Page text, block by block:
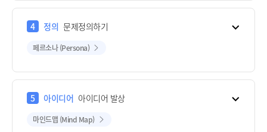
4 정의 문제정의하기
페르소나 (Persona)
5 아이디어 아이디어 발상
마인드맵 (Mind Map)